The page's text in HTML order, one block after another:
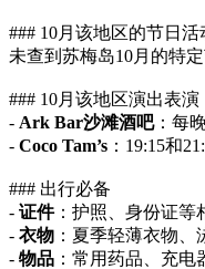
### 10月该地区的节日活
未查到苏梅岛10月的特定
### 10月该地区演出表演
- Ark Bar沙滩酒吧：每
- Coco Tam’s ：19:15和
### 出行必备
- 证件：护照、身份证等
- 衣物 ：夏季轻薄衣物
- 物品 ：常用药品、充